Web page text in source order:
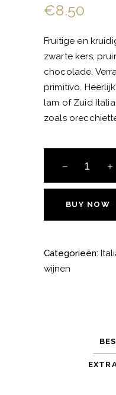
€8.50
Fruitige en
zwarte kers,
chocolade.
primitivo.
lam of Zuid
zoals
Negroamaro/
aantal
BUY NOW
Categorieën:
wijnen